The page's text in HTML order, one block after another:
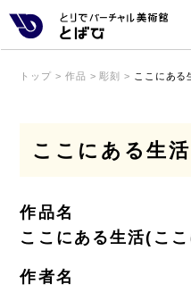
トップ > 作品 > 彫刻 > ここにある
ここにある生活
作品名
ここにある生活(こ
作者名